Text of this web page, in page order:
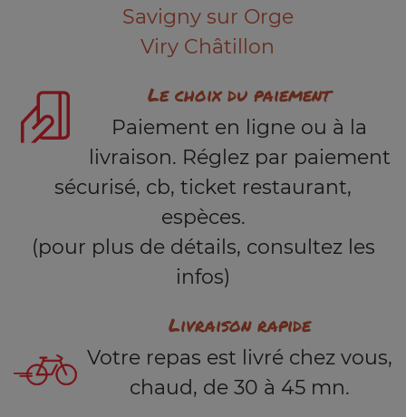
Savigny sur Orge
Viry Châtillon
Le choix du paiement
Paiement en ligne ou à la
livraison. Réglez par paiement
sécurisé, cb, ticket restaurant,
espèces.
(pour plus de détails, consultez les
infos)
Livraison rapide
Votre repas est livré chez vous,
chaud, de 30 à 45 mn.